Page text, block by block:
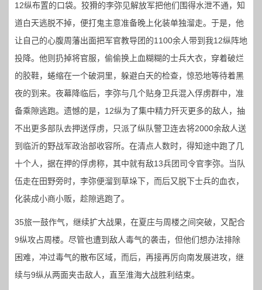
12纵布置的口袋。狡猾的李弥见解放军把他们围得水泄不通，知
道白天逃脱不掉，便打鬼主意准备晚上化装单独溜走。于是，他
让自己的心腹周藩出面把军官教导团的1100余人带到我12纵阵地
投降。他则扔掉将官服，偷偷换上血糊糊的士兵大衣，穿着破烂
的胶鞋，蜷缩在一个破洞里，躲避白天的检查，惊恐地等待着黑
夜的到来。夜幕降临后，李弥与几个贴身卫兵混入俘虏群中，准
备乘隙逃跑。遗憾的是，12纵为了集中精力歼灭更多的敌人，抽
不出更多部队去押送俘虏，只派了纵队警卫连去将2000余敌人送
到临沂的野战军政治部收容所。在清点人数时，得知途中跑了几
十个人，据在押的俘虏称，其中就有敌13兵团司令官李弥。当队
伍走在田野旁时，李弥便溜到草垛下，而后又脱下士兵的血衣，
化装成小商小贩，趁隙逃跑了。
35旅一鼓作气，继续扩大战果，在夏庄与周楼之间突破，又配合
9纵攻占周楼。尽管也遭到敌人毒气的袭击，但他们想办法排除
困难，冲过毒气的散布区域，而后，再接再厉向南发展进攻，继
续与9纵从两面夹击敌人，直至淮海大战胜利结束。